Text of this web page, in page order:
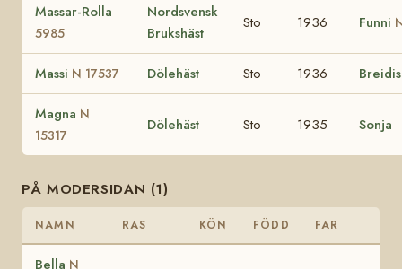
Massar-Rolla
5985
Nordsvensk
Brukshäst
Sto 1936 Funni
Massi N 17537 Dölehäst Sto 1936
Magna N
15317
Dölehäst Sto 1935 Sonja
PÅ MODERSIDAN (1)
NAMN RAS KÖN FÖDD FAR
Bella N